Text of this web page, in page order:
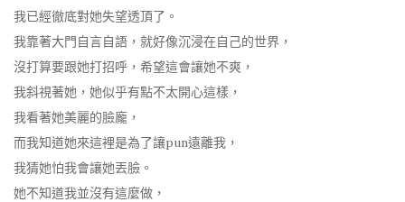
我已經徹底對她失望透頂了。
我靠著大門自言自語，就好像沉浸在自己的世界，
沒打算要跟她打招呼，希望這會讓她不爽，
我斜視著她，她似乎有點不太開心這樣，
我看著她美麗的臉龐，
而我知道她來這裡是為了讓pun遠離我，
我猜她怕我會讓她丟臉。
她不知道我並沒有這麼做，